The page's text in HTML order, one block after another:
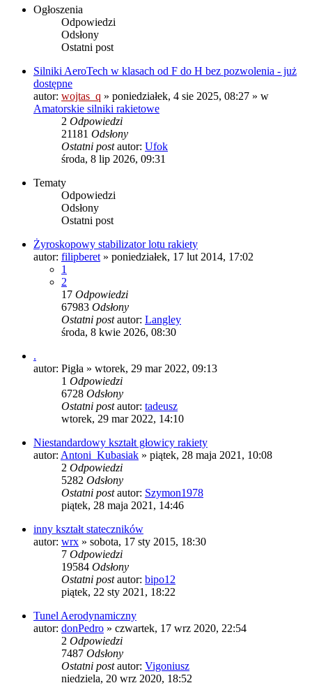
Ogłoszenia
Odpowiedzi
Odsłony
Ostatni post
Silniki AeroTech w klasach od F do H bez pozwolenia - już
dostępne
autor: wojtas_q » poniedziałek, 4 sie 2025, 08:27 » w
Amatorskie silniki rakietowe
2 Odpowiedzi
21181 Odsłony
Ostatni postautor: Ufok
środa, 8 lip 2026, 09:31
Tematy
Odpowiedzi
Odsłony
Ostatni post
Żyroskopowy stabilizator lotu rakiety
autor: filipberet » poniedziałek, 17 lut 2014, 17:02
1
2
17 Odpowiedzi
67983 Odsłony
Ostatni postautor: Langley
środa, 8 kwie 2026, 08:30
.
autor: Pigła » wtorek, 29 mar 2022, 09:13
1 Odpowiedzi
6728 Odsłony
Ostatni postautor: tadeusz
wtorek, 29 mar 2022, 14:10
Niestandardowy kształt głowicy rakiety
autor: Antoni_Kubasiak » piątek, 28 maja 2021, 10:08
2 Odpowiedzi
5282 Odsłony
Ostatni postautor: Szymon1978
piątek, 28 maja 2021, 14:46
inny kształt stateczników
autor: wrx » sobota, 17 sty 2015, 18:30
7 Odpowiedzi
19584 Odsłony
Ostatni postautor: bipo12
piątek, 22 sty 2021, 18:22
Tunel Aerodynamiczny
autor: donPedro » czwartek, 17 wrz 2020, 22:54
2 Odpowiedzi
7487 Odsłony
Ostatni postautor: Vigoniusz
niedziela, 20 wrz 2020, 18:52